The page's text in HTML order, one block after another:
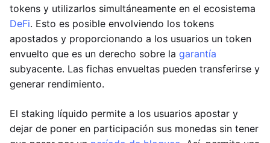
tokens y utilizarlos simultáneamente en el ecosistema
DeFi. Esto es posible envolviendo los tokens
apostados y proporcionando a los usuarios un token
envuelto que es un derecho sobre la garantía
subyacente. Las fichas envueltas pueden transferirse y
generar rendimiento.
El staking líquido permite a los usuarios apostar y
dejar de poner en participación sus monedas sin tener